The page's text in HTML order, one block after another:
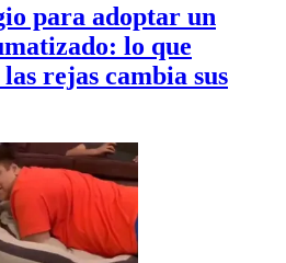
para adoptar un
lo que
rejas cambia sus